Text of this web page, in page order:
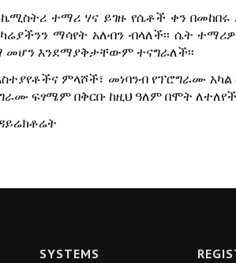
ተማሪ ሃና ይገዙ የሴቶች ቀን
ማሳየት አለብን ብላለች፡፡ ሴት
መሆን እንደማያቅታቸውም ተናግራለች፡፡
ምላሾች፣ መነባንብ የፕሮግራሙ
ፍፃሜም በቅርቡ ከዚህ ዓለም በሞት
SYSTEMS